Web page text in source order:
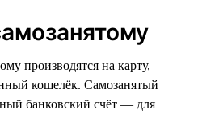
производятся на карту,
кошелёк. Самозанятый
банковский счёт — для